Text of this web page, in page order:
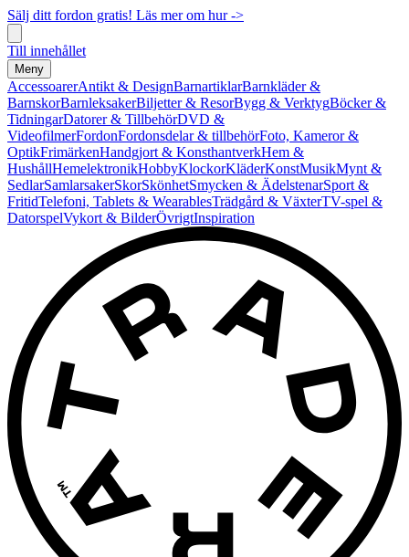
Sälj ditt fordon gratis! Läs mer om hur ->
Till innehållet
Meny
AccessoarerAntikt & DesignBarnartiklarBarnkläder &
BarnskorBarnleksakerBiljetter & ResorBygg & VerktygBöcker &
TidningarDatorer & TillbehörDVD &
VideofilmerFordonFordonsdelar & tillbehörFoto, Kameror &
OptikFrimärkenHandgjort & KonsthantverkHem &
HushållHemelektronikHobbyKlockorKläderKonstMusikMynt &
SedlarSamlarsakerSkorSkönhetSmycken & ÄdelstenarSport &
FritidTelefoni, Tablets & WearablesTrädgård & VäxterTV-spel &
DatorspelVykort & BilderÖvrigtInspiration